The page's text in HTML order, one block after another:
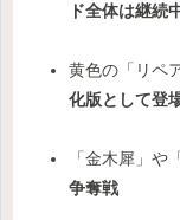
ド全体は継続
黄色の「リペ
化版として登
「金木犀」や
争奪戦